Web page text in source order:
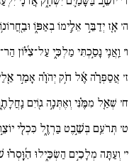
ה׳ אָ֚ז יְדַבֵּ֣ר אֵלֵ֣ימוֹ בְאַפּ֑וֹ
ו׳ וַֽאֲנִֽי נָסַ֣כְתִּי מַלְכִּ֑י עַל־צִ֜יּ֗וֹן
ז׳ אֲסַפְּרָ֗ה אֶ֫ל חֹ֥ק יְהֹוָ֗ה אָמַ֣ר אֵ֖לַי
ח׳ שְׁאַ֚ל מִמֶּ֗נִּי וְאֶתְּנָ֣ה ג֖וֹיִם
ט׳ תְּרֹעֵֽם בְּשֵׁ֣בֶט בַּרְזֶ֑ל כִּכְלִ֖י
י׳ וְעַתָּה מְלָכִ֣ים הַשְׂכִּ֑ילוּ הִ֜וָּֽסְר֗וּ